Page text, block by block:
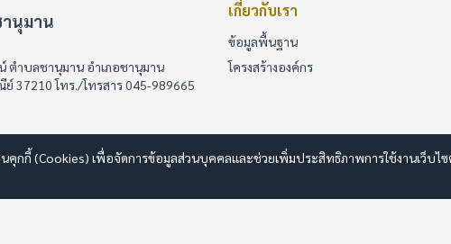
านุมาน
ตำบลชานุมาน อำเภอชานุมาน
37210 โทร./โทรสาร 045-989665
เกี่ยวกับเรา
ข้อมูลพื้นฐาน
โครงสร้างองค์กร
คุกกี้ (Cookies) เพื่อจัดการข้อมูลส่วนบุคคลและช่วยเพิ่มประสิทธิภาพการใช้งานเว็บไ